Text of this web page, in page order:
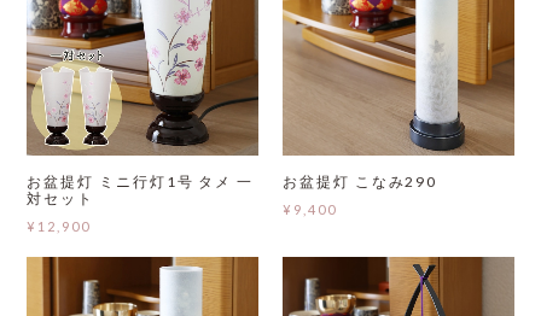
お盆提灯 ミニ行灯1号 タメ 一
対セット
¥12,900
お盆提灯 こなみ290
¥9,400